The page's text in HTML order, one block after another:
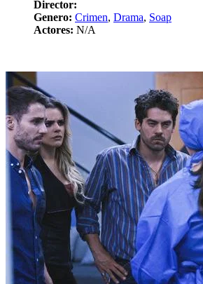
Director:
Genero: Crimen, Drama, Soap
Actores: N/A